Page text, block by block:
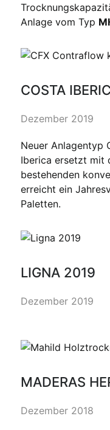
Anlage vom Typ
COSTA
Dezember 2019
Neuer Anlagentyp
Iberica ersetzt mit
bestehenden
erreicht ein
Paletten.
LIGNA 2019
Dezember 2019
MADERAS
Dezember 2018